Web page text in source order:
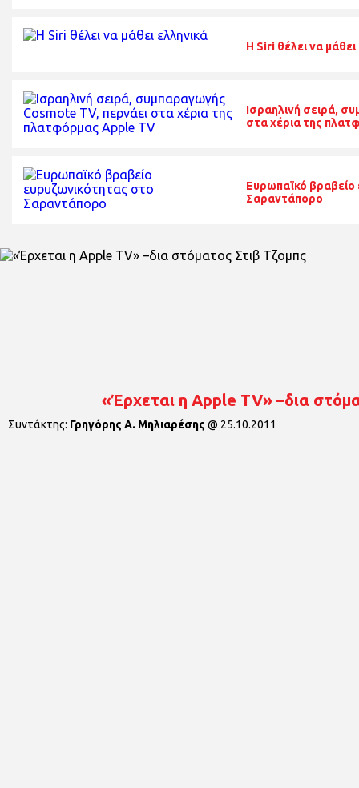
H Siri θέλει να μάθει
Ισραηλινή σειρά,
στα χέρια της
Ευρωπαϊκό βραβείο
Σαραντάπορο
«Έρχεται η Apple TV» –δια
Συντάκτης: Γρηγόρης Α. Μηλιαρέσης @ 25.10.2011